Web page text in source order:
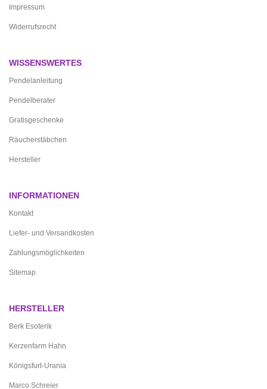
Impressum
Widerrufsrecht
WISSENSWERTES
Pendelanleitung
Pendelberater
Gratisgeschenke
Räucherstäbchen
Hersteller
INFORMATIONEN
Kontakt
Liefer- und Versandkosten
Zahlungsmöglichkeiten
Sitemap
HERSTELLER
Berk Esoterik
Kerzenfarm Hahn
Königsfurt-Urania
Marco Schreier